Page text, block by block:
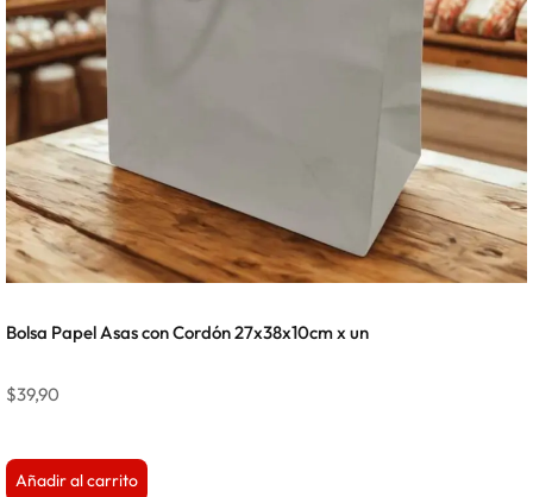
Bolsa Papel Asas con Cordón 27x38x10cm x un
$39,90
Añadir al carrito